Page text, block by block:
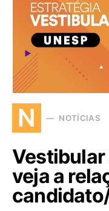
N NOTÍCIAS
veja a